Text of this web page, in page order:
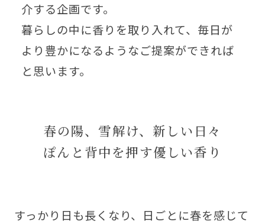
介する企画です。
暮らしの中に香りを取り入れて、毎日が
より豊かになるようなご提案ができれば
と思います。
春の陽、雪解け、新しい日々
ぽんと背中を押す優しい香り
すっかり日も長くなり、日ごとに春を感じて